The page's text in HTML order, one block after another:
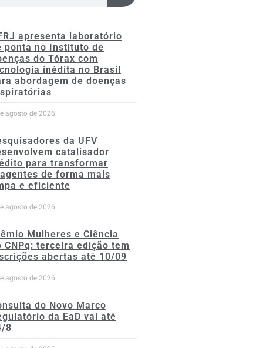
apresenta laboratório
ponta no Instituto de
do Tórax com
inédita no Brasil
abordagem de doenças
agosto de 2026
da UFV
catalisador
para transformar
de forma mais
e eficiente
agosto de 2026
Mulheres e Ciência
CNPq: terceira edição tem
abertas até 10/09
agosto de 2026
do Novo Marco
da EaD vai até
8